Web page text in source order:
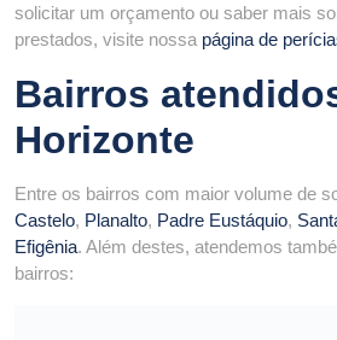
solicitar um orçamento ou saber mais
prestados, visite nossa página de
Bairros
Horizonte
Entre os bairros com maior volume de
Castelo, Planalto, Padre Eustáquio,
Efigênia. Além destes, atendemos
bairros: